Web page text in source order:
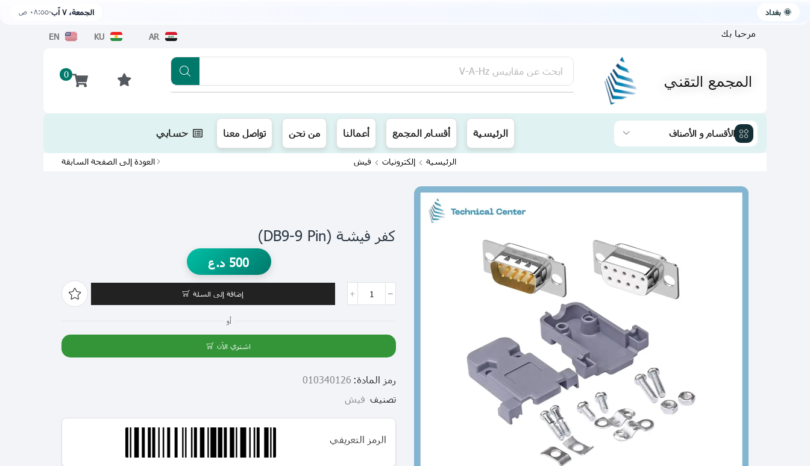
🌞 بغداد الجمعة، ٧ آب ٠٨:٥٥ ص
AR
KU
EN مرحبا بك
المجمع التقني 0 ابحث عن مقاييس V-A-Hz
يتوفر لدينا توصيل الى جميع محافظات العراق تطبيقنا متوفر الآن على متجر أبل اضغط
الأقسام و الأصناف الرئيسية أقسام المجمع أعمالنا من نحن تواصل معنا حسابي
الرئيسية إلكترونيات فيش العودة إلى الصفحة السابقة
كفر فيشة (DB9-9 Pin)
500 د.ع
إضافة إلى السلة
أو
اشتري الآن
رمز المادة: 010340126
تصنيف فيش
الرمز التعريفي